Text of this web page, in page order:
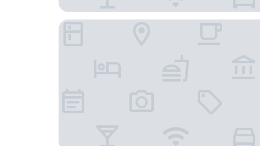
Foca Guest House